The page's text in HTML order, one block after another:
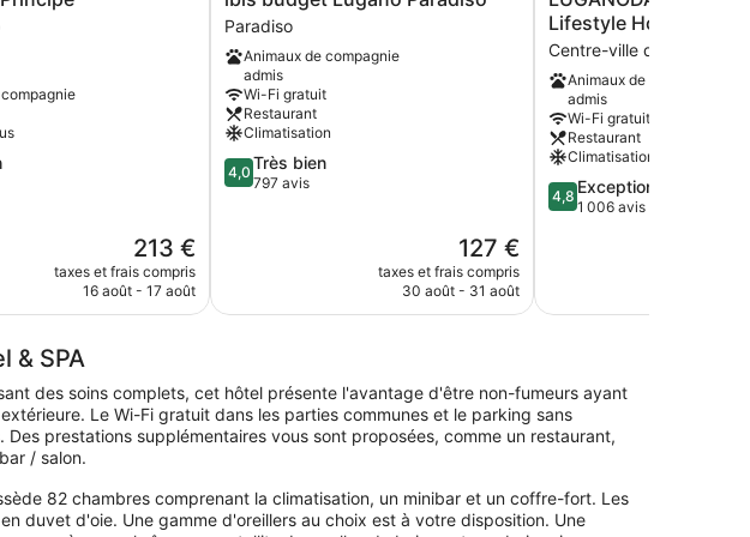
Le
nouveau
prix
213 €
taxes et frais compris
16 août - 17 août
budget
Lugano
Paradiso
Paradiso
Paradiso
Animaux de compagnie
admis
Wi-Fi gratuit
Restaurant
Climatisation
4.0
sur
4,0 Très bien
797 avis
Le
nouveau
prix
127 €
taxes et frais compris
30 août - 31 août
Boutique
&
Lifestyle
Hotel
Centre-
ville
de
Lugano
Lifestyle Hotel
Centre-ville de Lugano
Animaux de compagnie
admis
Wi-Fi gratuit
Restaurant
Climatisation
4.8
sur
4,8 Exceptionnel
1 006 avis
& SPA
des soins complets, cet hôtel présente l'avantage d'être non-fumeurs ayant
Le Wi-Fi gratuit dans les parties communes et le parking sans
prestations supplémentaires vous sont proposées, comme un restaurant,
/ salon.
82 chambres comprenant la climatisation, un minibar et un coffre-fort. Les
duvet d'oie. Une gamme d'oreillers au choix est à votre disposition. Une